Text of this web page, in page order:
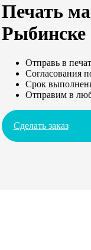
Печать
Рыбинске
Отправь в
Согласования
Срок
Отправим в
Сделать заказ